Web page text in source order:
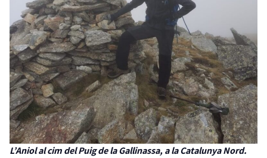
L’Aniol al cim del Puig de la Gallinassa, a la Catalunya Nord.